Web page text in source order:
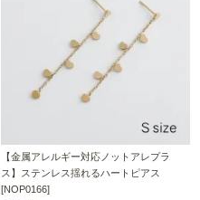
【金属アレルギー対応ノットアレプラ
ス】ステンレス揺れるハートピアス
[NOP0166]